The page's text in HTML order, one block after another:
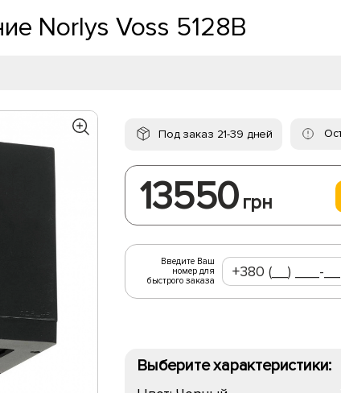
Norlys Voss 5128B
Под заказ 21-39 дней
13550 грн
Введите Ваш
номер для
быстрого заказа
Выберите характеристики: